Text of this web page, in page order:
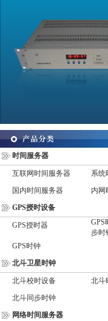
时间服务器
互联网时间服务器
系统
国内时间服务器
内网
GPS授时设备
GPS授时器
GPS
步时
GPS时钟
北斗卫星时钟
北斗校时设备
北斗
北斗同步时钟
网络时间服务器